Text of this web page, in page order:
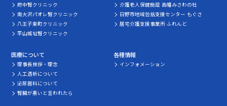
府中腎クリニック
南大沢パオレ腎クリニック
八王子東町クリニック
平山城址腎クリニック
介護老人保健施設 高幡みさわの杜
日野市地域包括支援センター もぐさ
居宅介護支援事業所 ふれんど
医療について
理事長挨拶・理念
人工透析について
泌尿器科について
腎臓が悪いと言われたら
各種情報
インフォメーション